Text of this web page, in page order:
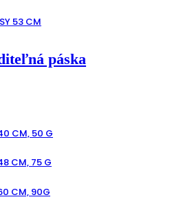
53 CM
páska
CM, 50 G
CM, 75 G
CM, 90G